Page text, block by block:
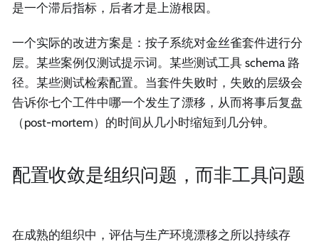
是一个滞后指标，后者才是上游根因。
一个实际的改进方案是：按子系统对金丝雀套件进行分
层。某些案例仅测试提示词。某些测试工具 schema 路
径。某些测试检索配置。当套件失败时，失败的层级会
告诉你七个工件中哪一个发生了漂移，从而将事后复盘
（post-mortem）的时间从几小时缩短到几分钟。
配置收敛是组织问题，而非工具问题
在成熟的组织中，评估与生产环境漂移之所以持续存